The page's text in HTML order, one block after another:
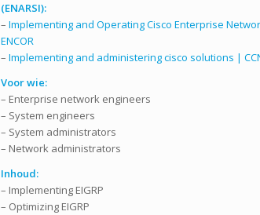
(ENARSI):
– Implementing and Operating Cisco Enterprise
ENCOR
– Implementing and administering cisco solutions |
Voor wie:
– Enterprise network engineers
– System engineers
– System administrators
– Network administrators
Inhoud:
– Implementing EIGRP
– Optimizing EIGRP